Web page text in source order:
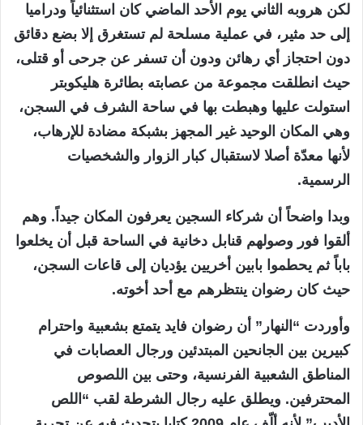
لكن هروبه الثاني يوم الأحد الماضي كان استثنائياً ودراميا
إلى حد مثير، في عملية مسلحة لم تستغرق إلا بضع دقائق
دون احتجاز أي رهائن ودون أن تسفر عن جرحى أو قتلى،
حيث انطلقت مجموعة من عصابته بطائرة هليكوبتر
استولت عليها وهبطت بها في ساحة الشرف في السجن،
وهي المكان الوحيد غير المجهز بشبكة مضادة للإرهاب،
لأنها معدّة أصلا لاستقبال كبار الزوار والشخصيات
الرسمية.
وبدا واضحاً أن شركاء السجين يعرفون المكان جيداً. وهم
ألقوا فور وصولهم قنابل دخانية في الساحة قبل أن يخلعوا
باباً ثم يحطموا بابين أخريين يؤديان إلى قاعات السجن،
حيث كان رضوان ينتظرهم مع أحد أخوته.
وأوردت “النهار” أن رضوان فايد يتمتع بشعبية واحترام
كبيرين بين الجانحين المبتدئين ورجال العصابات في
المناطق الشعبية الفرنسية، وحتى بين اللصوص
المحترفين. ويطلق عليه رجال الشرطة لقب “اللص